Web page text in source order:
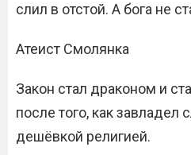
слил в отстой. А бога не
Атеист Смолянка
Закон стал драконом и
после того, как
дешёвкой религией.